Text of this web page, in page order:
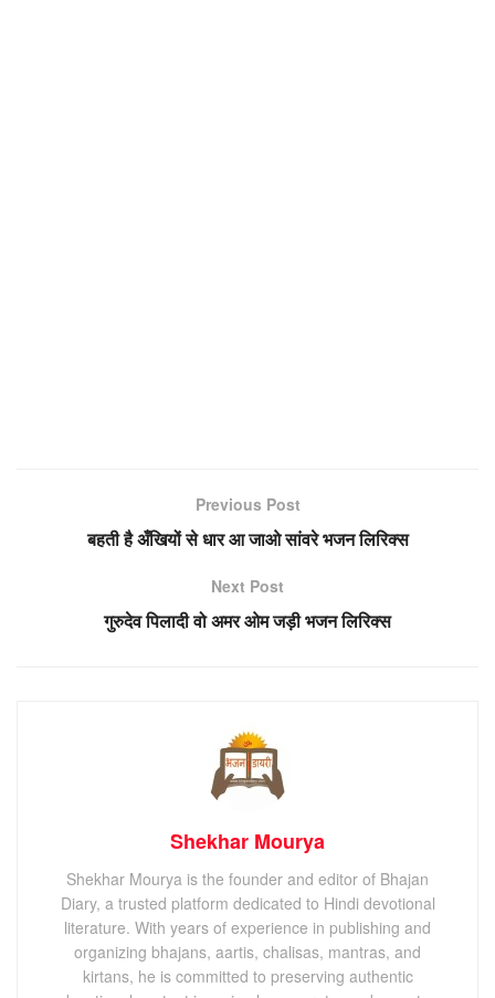
Previous Post
बहती है अँखियों से धार आ जाओ सांवरे भजन लिरिक्स
Next Post
गुरुदेव पिलादी वो अमर ओम जड़ी भजन लिरिक्स
Shekhar Mourya
Shekhar Mourya is the founder and editor of Bhajan
Diary, a trusted platform dedicated to Hindi devotional
literature. With years of experience in publishing and
organizing bhajans, aartis, chalisas, mantras, and
kirtans, he is committed to preserving authentic